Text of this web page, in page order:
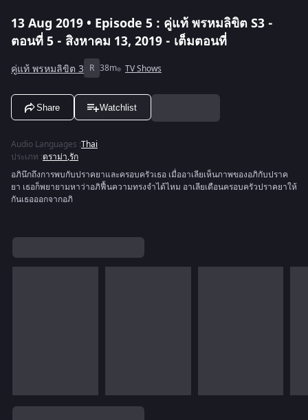
13 Aug 2019 • Episode 5 : คู่แท้ พรหมลิขิต S3 -
ตอนที่ 5 - สิงหาคม 13, 2019 - เต็มตอนที่
คู่แท้ พรหมลิขิต 3 R 38m TV Shows
Share Watchlist
Audio Languages :Thai
ประเภท :ดราม่า,รัก
อภินึกถึงการพบกับปราคยาและครอบครัวเธอ เมื่ออาเลียเห็นภาพของอภิกับปราค
ยา เธอก็พยายามหาว่าอภิฟื้นความทรงจำได้ไหม อาเลียเตือนครอบครัวปราคยาให้
กันเธอออกจากอภิ